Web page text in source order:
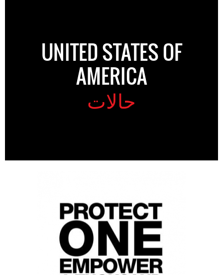
UNITED STATES OF
AMERICA
حالات